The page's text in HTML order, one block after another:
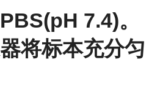
7.4)。
将标本充分匀